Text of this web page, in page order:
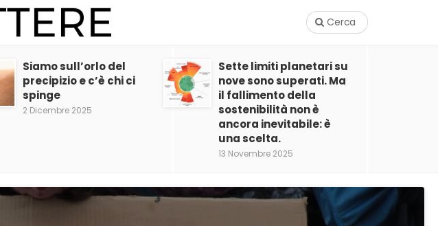
Cerca
Siamo sull’orlo del
precipizio e c’è chi ci
spinge
2 Dicembre 2025
Sette limiti planetari su
nove sono superati. Ma
il fallimento della
sostenibilità non è
ancora inevitabile: è
una scelta.
13 Novembre 2025